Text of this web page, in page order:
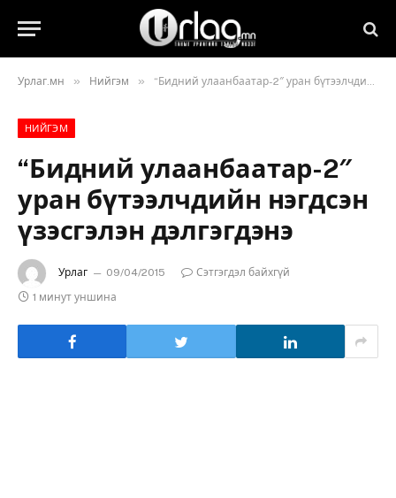
Урлаг.мн » Нийгэм » “Бидний улаанбаатар-2″ уран бүтээлчдийн нэгдсэн үзэсгэлэн дэлгэгдэнэ
НИЙГЭМ
“Бидний улаанбаатар-2″
уран бүтээлчдийн нэгдсэн
үзэсгэлэн дэлгэгдэнэ
Урлаг 09/04/2015
Сэтгэгдэл байхгүй
1 минут уншина